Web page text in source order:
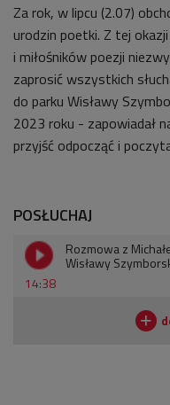
Za rok, w lipcu (2.07)
urodzin poetki. Z tej
i miłośników poezji
zaprosić wszystkich
do parku Wisławy
2023 roku - zapowiadał
przyjść odpocząć i
POSŁUCHAJ
14:38
Rozmowa z
Wisławy